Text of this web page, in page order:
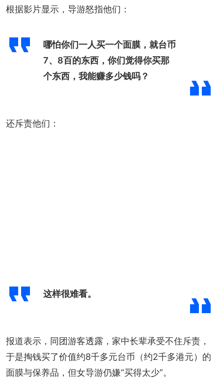
根据影片显示，导游怒指他们：
哪怕你们一人买一个面膜，就台币
7、8百的东西，你们觉得你买那
个东西，我能赚多少钱吗？
还斥责他们：
这样很难看。
报道表示，同团游客透露，家中长辈承受不住斥责，
于是掏钱买了价值约8千多元台币（约2千多港元）的
面膜与保养品，但女导游仍嫌“买得太少”。